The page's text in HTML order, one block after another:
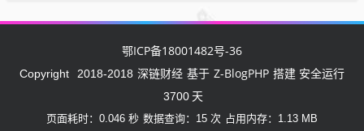
鄂ICP备18001482号-36
Copyright 2018-2018 深链财经 基于 Z-BlogPHP 搭建 安全运行
3700 天
页面耗时：0.046 秒 数据查询：15 次 占用内存：1.13 MB